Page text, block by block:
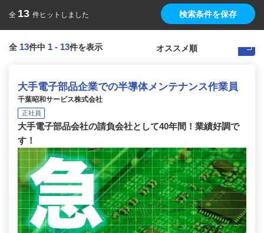
全 13 件ヒットしました 検索条件を保存
全 13件中 1 - 13件を表示
大手電子部品企業での半導体メンテナンス作業員
千葉昭和サービス株式会社
正社員
大手電子部品会社の請負会社として40年間！業績好調で
す！